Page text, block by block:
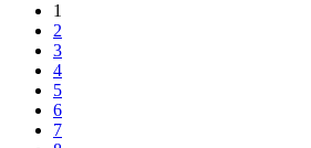
1
2
3
4
5
6
7